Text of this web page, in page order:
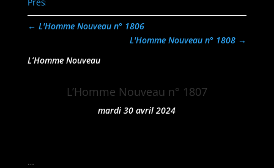
← L'Homme Nouveau n° 1806
L'Homme Nouveau n° 1808 →
L’Homme Nouveau
L’Homme Nouveau n° 1807
mardi 30 avril 2024
…